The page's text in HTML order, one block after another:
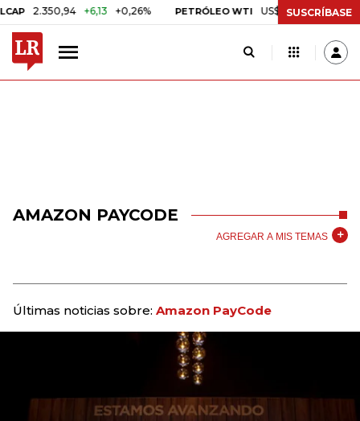
2.350,94 +6,13 +0,26% PETRÓLEO WTI US$ 78,01 US$ 2,92
SUSCRÍBASE
AMAZON PAYCODE
AGREGAR A MIS TEMAS
Últimas noticias sobre: Amazon PayCode